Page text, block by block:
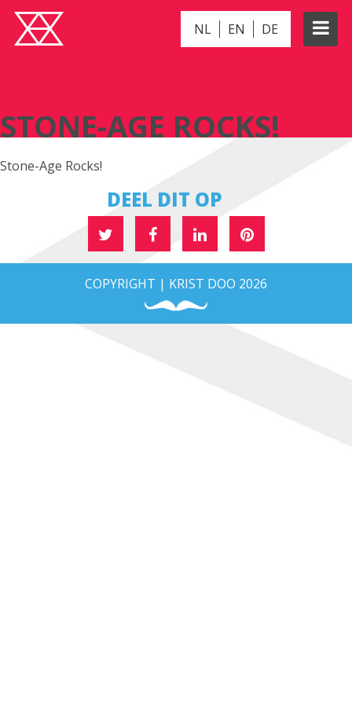
NL EN DE
STONE-AGE ROCKS!
Stone-Age Rocks!
DEEL DIT OP
COPYRIGHT | KRIST DOO 2026